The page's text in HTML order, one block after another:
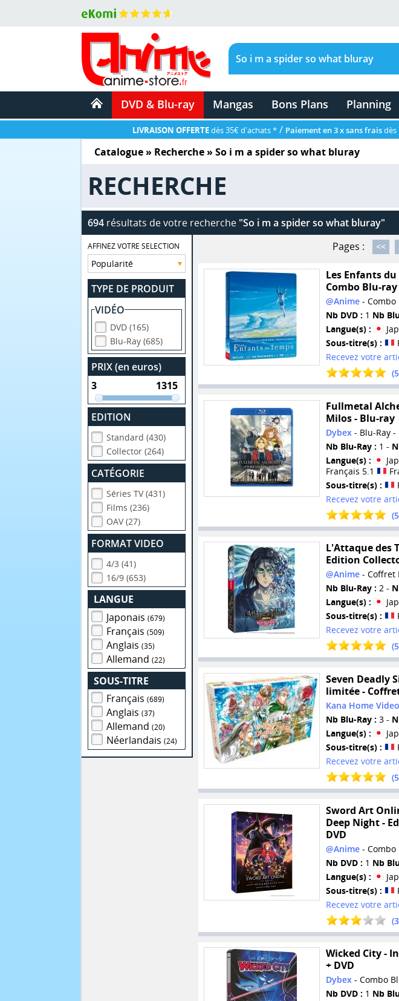
DVD & Blu-ray Mangas Bons Plans Planning
LIVRAISON OFFERTEdès 35€ d'achats * / Paiement en 3 x sans fraisdès
Catalogue» Recherche » So i m a spider so what bluray
RECHERCHE
694résultats de votre recherche "So i m a spider so what bluray"
AFFINEZ VOTRE SELECTION
TYPE DE PRODUIT
VIDÉO
DVD (165)
Blu-Ray (685)
PRIX (en euros)
EDITION
Standard (430)
Collector (264)
CATÉGORIE
Séries TV (431)
Films (236)
OAV (27)
FORMAT VIDEO
4/3 (41)
16/9 (653)
LANGUE
Japonais(679)
Français(509)
Anglais(35)
Allemand(22)
SOUS-TITRE
Français(689)
Anglais(37)
Allemand(20)
Néerlandais(24)
Pages : <<
Les Enfants
Combo Blu-ray
@Anime- Combo
Nb DVD : 1 Nb
Langue(s) :
Sous-titre(s) :
Recevez votre
(5
Fullmetal
Milos - Blu-ray
Dybex- Blu-Ray -
Nb Blu-Ray : 1 -
Langue(s) :
Français 5.1
Sous-titre(s) :
Recevez votre
(5
L'Attaque des
Edition
@Anime- Coffret
Nb Blu-Ray : 2 -
Langue(s) :
Sous-titre(s) :
Recevez votre
(5
Seven Deadly
limitée -
Kana Home Video
Nb Blu-Ray : 3 -
Langue(s) :
Sous-titre(s) :
Recevez votre
(5
Sword Art
Deep Night -
DVD
@Anime- Combo
Nb DVD : 1 Nb
Langue(s) :
Sous-titre(s) :
Recevez votre
(3
Wicked City -
+ DVD
Dybex- Combo
Nb DVD : 1 Nb